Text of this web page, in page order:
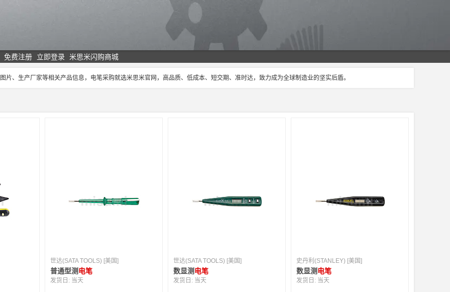
免费注册 立即登录 米思米闪购商城
、生产厂家等相关产品信息，电笔采购就选米思米官网，高品质、低成本、短交期、准时达，致力成为全球制造业的坚实后盾。
世达(SATA TOOLS) [美国]
普通型测电笔
发货日: 当天
世达(SATA TOOLS) [美国]
数显测电笔
发货日: 当天
史丹利(STANLEY) [美国]
数显测电笔
发货日: 当天